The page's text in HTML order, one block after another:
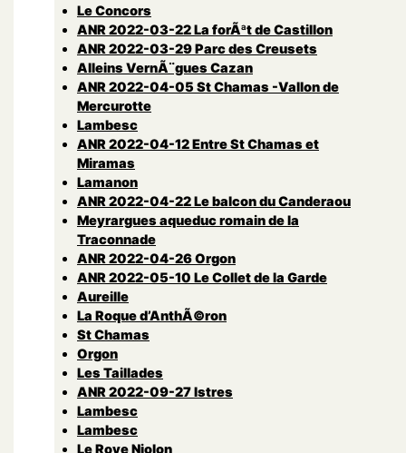
Le Concors
ANR 2022-03-22 La forÃªt de Castillon
ANR 2022-03-29 Parc des Creusets
Alleins VernÃ¨gues Cazan
ANR 2022-04-05 St Chamas -Vallon de
Mercurotte
Lambesc
ANR 2022-04-12 Entre St Chamas et
Miramas
Lamanon
ANR 2022-04-22 Le balcon du Canderaou
Meyrargues aqueduc romain de la
Traconnade
ANR 2022-04-26 Orgon
ANR 2022-05-10 Le Collet de la Garde
Aureille
La Roque d’AnthÃ©ron
St Chamas
Orgon
Les Taillades
ANR 2022-09-27 Istres
Lambesc
Lambesc
Le Rove Niolon